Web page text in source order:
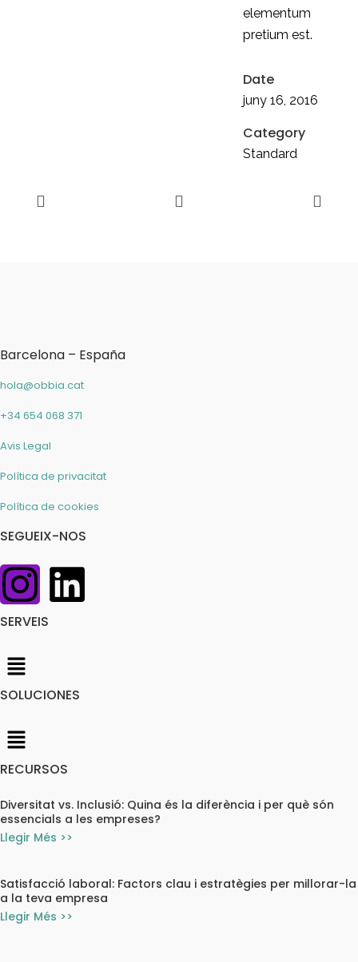
elementum
pretium est.
Date
juny 16, 2016
Category
Standard
Barcelona – España
hola@obbia.cat
+34 654 068 371
Avis Legal
Política de privacitat
Política de cookies
SEGUEIX-NOS
SERVEIS
SOLUCIONES
RECURSOS
Diversitat vs. Inclusió: Quina és la diferència i per què són
essencials a les empreses?
Llegir Més >>
Satisfacció laboral: Factors clau i estratègies per millorar-la
a la teva empresa
Llegir Més >>